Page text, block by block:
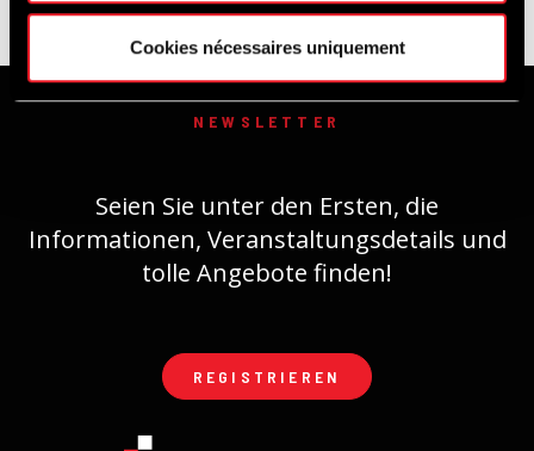
Cookies nécessaires uniquement
NEWSLETTER
Seien Sie unter den Ersten, die
Informationen, Veranstaltungsdetails und
tolle Angebote finden!
REGISTRIEREN